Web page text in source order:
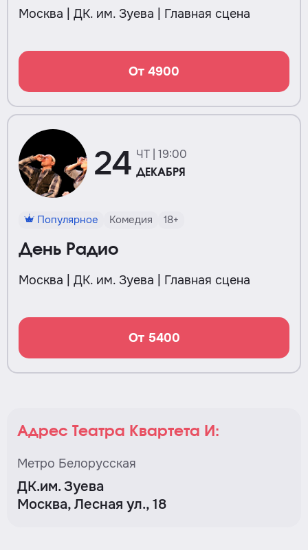
Москва | ДК. им. Зуева | Главная сцена
От 4900
24 ЧТ | 19:00
ДЕКАБРЯ
Популярное Комедия 18+
День Радио
Москва | ДК. им. Зуева | Главная сцена
От 5400
Адрес Театра Квартета И:
Метро Белорусская
ДК.им. Зуева
Москва, Лесная ул., 18